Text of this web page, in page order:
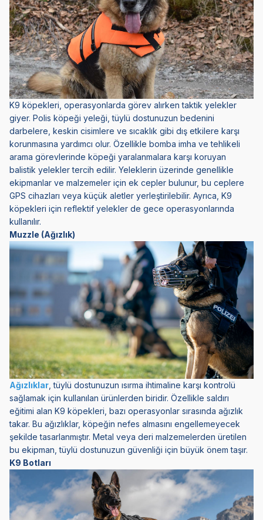
K9 köpekleri, operasyonlarda görev alırken taktik yelekler
giyer. Polis köpeği yeleği, tüylü dostunuzun bedenini
darbelere, keskin cisimlere ve sıcaklık gibi dış etkilere karşı
korunmasına yardımcı olur. Özellikle bomba imha ve tehlikeli
arama görevlerinde köpeği yaralanmalara karşı koruyan
balistik yelekler tercih edilir. Yeleklerin üzerinde genellikle
ekipmanlar ve malzemeler için ek cepler bulunur, bu ceplere
GPS cihazları veya küçük aletler yerleştirilebilir. Ayrıca, K9
köpekleri için reflektif yelekler de gece operasyonlarında
kullanılır.
Muzzle (Ağızlık)
Ağızlıklar , tüylü dostunuzun ısırma ihtimaline karşı kontrolü
sağlamak için kullanılan ürünlerden biridir. Özellikle saldırı
eğitimi alan K9 köpekleri, bazı operasyonlar sırasında ağızlık
takar. Bu ağızlıklar, köpeğin nefes almasını engellemeyecek
şekilde tasarlanmıştır. Metal veya deri malzemelerden üretilen
bu ekipman, tüylü dostunuzun güvenliği için büyük önem taşır.
K9 Botları